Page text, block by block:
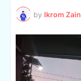
by Ikrom Zain